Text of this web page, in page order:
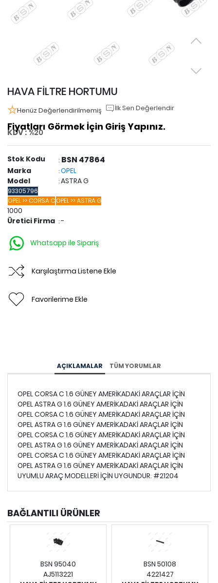
HAVA FİLTRE HORTUMU
Henüz Değerlendirilmemiş İlk Sen Değerlendir
Fiyatları Görmek İçin Giriş Yapınız.
KDV :%20
Stok Kodu : BSN 47864
Marka : OPEL
Model
: ASTRA G
93305796
OPEL >> CORSA COPEL >> ASTRA G
1000
Üretici Firma : -
Whatsapp ile Sipariş
Karşılaştırma Listene Ekle
Favorilerime Ekle
AÇIKLAMALAR TÜM YORUMLAR
OPEL CORSA C 1.6 GÜNEY AMERİKADAKİ ARAÇLAR İÇİN
OPEL ASTRA G 1.6 GÜNEY AMERİKADAKİ ARAÇLAR İÇİN
OPEL CORSA C 1.6 GÜNEY AMERİKADAKİ ARAÇLAR İÇİN
OPEL ASTRA G 1.6 GÜNEY AMERİKADAKİ ARAÇLAR İÇİN
OPEL CORSA C 1.6 GÜNEY AMERİKADAKİ ARAÇLAR İÇİN
OPEL ASTRA G 1.6 GÜNEY AMERİKADAKİ ARAÇLAR İÇİN
OPEL CORSA C 1.6 GÜNEY AMERİKADAKİ ARAÇLAR İÇİN
OPEL ASTRA G 1.6 GÜNEY AMERİKADAKİ ARAÇLAR İÇİN
UYUMLU ARAÇ MODELLERİ İÇİN UYGUNDUR. #21204
BAĞLANTILI ÜRÜNLER
BSN 95040
AJ5113221
BSN 50108
4221427